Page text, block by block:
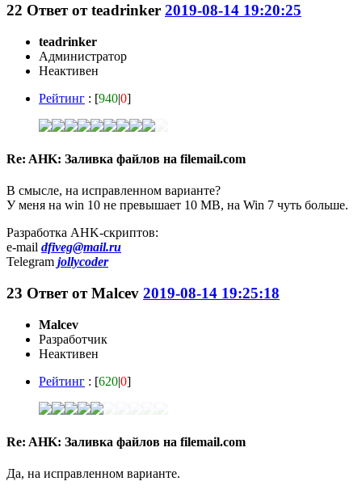
22 Ответ отteadrinker 2019-08-14 19:20:25
teadrinker
Администратор
Неактивен
Рейтинг : [940|0]
Re: AHK: Заливка файлов на filemail.com
В смысле, на исправленном варианте?
У меня на win 10 не превышает 10 MB, на Win 7 чуть больше.
Разработка AHK-скриптов:
e-mail dfiveg@mail.ru
Telegram jollycoder
23 Ответ отMalcev 2019-08-14 19:25:18
Malcev
Разработчик
Неактивен
Рейтинг : [620|0]
Re: AHK: Заливка файлов на filemail.com
Да, на исправленном варианте.